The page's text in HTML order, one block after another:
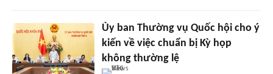
Ủy ban Thường vụ Quốc hội cho ý
kiến về việc chuẩn bị Kỳ họp
không thường lệ